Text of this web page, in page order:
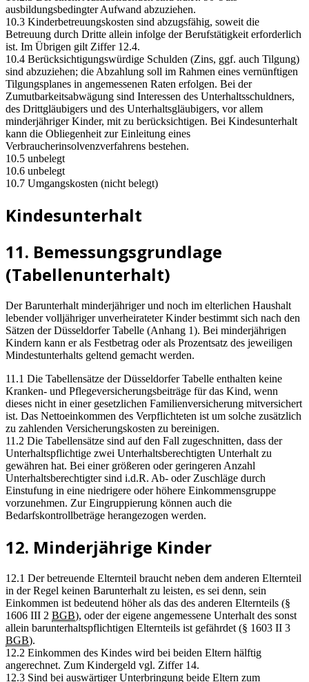
ausbildungsbedingter Aufwand abzuziehen.
10.3 Kinderbetreuungskosten sind abzugsfähig, soweit die
Betreuung durch Dritte allein infolge der Berufstätigkeit erforderlich
ist. Im Übrigen gilt Ziffer 12.4.
10.4 Berücksichtigungswürdige Schulden (Zins, ggf. auch Tilgung)
sind abzuziehen; die Abzahlung soll im Rahmen eines vernünftigen
Tilgungsplanes in angemessenen Raten erfolgen. Bei der
Zumutbarkeitsabwägung sind Interessen des Unterhaltsschuldners,
des Drittgläubigers und des Unterhaltsgläubigers, vor allem
minderjähriger Kinder, mit zu berücksichtigen. Bei Kindesunterhalt
kann die Obliegenheit zur Einleitung eines
Verbraucherinsolvenzverfahrens bestehen.
10.5 unbelegt
10.6 unbelegt
10.7 Umgangskosten (nicht belegt)
Kindesunterhalt
11. Bemessungsgrundlage
(Tabellenunterhalt)
Der Barunterhalt minderjähriger und noch im elterlichen Haushalt
lebender volljähriger unverheirateter Kinder bestimmt sich nach den
Sätzen der Düsseldorfer Tabelle (Anhang 1). Bei minderjährigen
Kindern kann er als Festbetrag oder als Prozentsatz des jeweiligen
Mindestunterhalts geltend gemacht werden.
11.1 Die Tabellensätze der Düsseldorfer Tabelle enthalten keine
Kranken- und Pflegeversicherungsbeiträge für das Kind, wenn
dieses nicht in einer gesetzlichen Familienversicherung mitversichert
ist. Das Nettoeinkommen des Verpflichteten ist um solche zusätzlich
zu zahlenden Versicherungskosten zu bereinigen.
11.2 Die Tabellensätze sind auf den Fall zugeschnitten, dass der
Unterhaltspflichtige zwei Unterhaltsberechtigten Unterhalt zu
gewähren hat. Bei einer größeren oder geringeren Anzahl
Unterhaltsberechtigter sind i.d.R. Ab- oder Zuschläge durch
Einstufung in eine niedrigere oder höhere Einkommensgruppe
vorzunehmen. Zur Eingruppierung können auch die
Bedarfskontrollbeträge herangezogen werden.
12. Minderjährige Kinder
12.1 Der betreuende Elternteil braucht neben dem anderen Elternteil
in der Regel keinen Barunterhalt zu leisten, es sei denn, sein
Einkommen ist bedeutend höher als das des anderen Elternteils (§
1606 III 2 BGB), oder der eigene angemessene Unterhalt des sonst
allein barunterhaltspflichtigen Elternteils ist gefährdet (§ 1603 II 3
BGB).
12.2 Einkommen des Kindes wird bei beiden Eltern hälftig
angerechnet. Zum Kindergeld vgl. Ziffer 14.
12.3 Sind bei auswärtiger Unterbringung beide Eltern zum